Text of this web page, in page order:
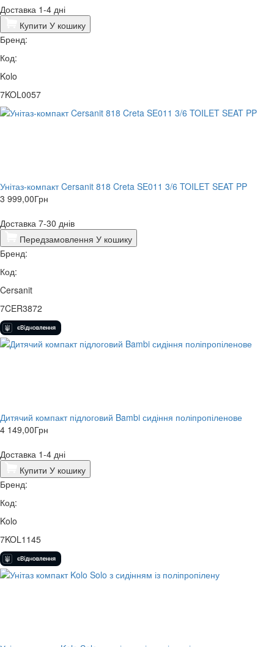
Доставка 1-4 дні
Купити У кошику
Бренд:
Код:
Kolo
7KOL0057
Унітаз-компакт Cersanit 818 Creta SE011 3/6 TOILET SEAT PP
3 999,00Грн
Доставка 7-30 днів
Передзамовлення У кошику
Бренд:
Код:
Cersanit
7CER3872
Дитячий компакт підлоговий Bambi сидіння поліпропіленове
4 149,00Грн
Доставка 1-4 дні
Купити У кошику
Бренд:
Код:
Kolo
7KOL1145